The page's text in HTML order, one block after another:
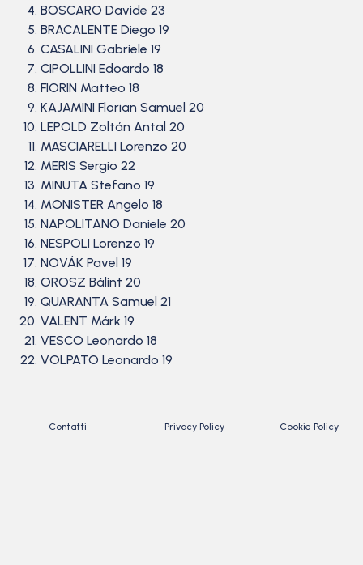
BOSCARO Davide 23
BRACALENTE Diego 19
CASALINI Gabriele 19
CIPOLLINI Edoardo 18
FIORIN Matteo 18
KAJAMINI Florian Samuel 20
LEPOLD Zoltán Antal 20
MASCIARELLI Lorenzo 20
MERIS Sergio 22
MINUTA Stefano 19
MONISTER Angelo 18
NAPOLITANO Daniele 20
NESPOLI Lorenzo 19
NOVÁK Pavel 19
OROSZ Bálint 20
QUARANTA Samuel 21
VALENT Márk 19
VESCO Leonardo 18
VOLPATO Leonardo 19
Contatti Privacy Policy Cookie Policy